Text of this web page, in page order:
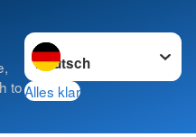
to
Sprache wechseln zu
Alles klar